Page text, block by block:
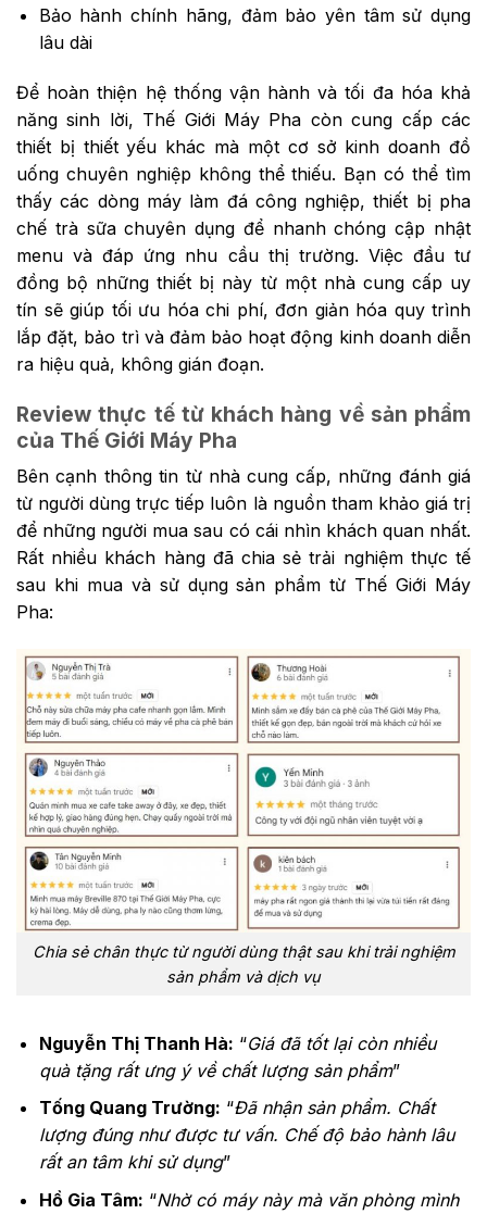
Bảo hành chính hãng, đảm bảo yên tâm sử dụng
lâu dài
Để hoàn thiện hệ thống vận hành và tối đa hóa khả
năng sinh lời, Thế Giới Máy Pha còn cung cấp các
thiết bị thiết yếu khác mà một cơ sở kinh doanh đồ
uống chuyên nghiệp không thể thiếu. Bạn có thể tìm
thấy các dòng máy làm đá công nghiệp, thiết bị pha
chế trà sữa chuyên dụng để nhanh chóng cập nhật
menu và đáp ứng nhu cầu thị trường. Việc đầu tư
đồng bộ những thiết bị này từ một nhà cung cấp uy
tín sẽ giúp tối ưu hóa chi phí, đơn giản hóa quy trình
lắp đặt, bảo trì và đảm bảo hoạt động kinh doanh diễn
ra hiệu quả, không gián đoạn.
Review thực tế từ khách hàng về sản phẩm
của Thế Giới Máy Pha
Bên cạnh thông tin từ nhà cung cấp, những đánh giá
từ người dùng trực tiếp luôn là nguồn tham khảo giá trị
để những người mua sau có cái nhìn khách quan nhất.
Rất nhiều khách hàng đã chia sẻ trải nghiệm thực tế
sau khi mua và sử dụng sản phẩm từ Thế Giới Máy
Pha:
Chia sẻ chân thực từ người dùng thật sau khi trải nghiệm
sản phẩm và dịch vụ
Nguyễn Thị Thanh Hà: “Giá đã tốt lại còn nhiều
quà tặng rất ưng ý về chất lượng sản phẩm”
Tống Quang Trường: “Đã nhận sản phẩm. Chất
lượng đúng như được tư vấn. Chế độ bảo hành lâu
rất an tâm khi sử dụng”
Hồ Gia Tâm: “Nhờ có máy này mà văn phòng mình